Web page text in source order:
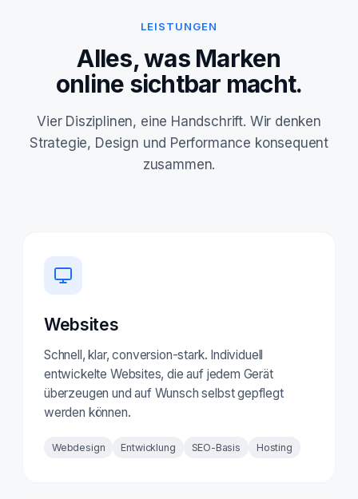
LEISTUNGEN
Alles, was Marken
online sichtbar macht.
Vier Disziplinen, eine Handschrift. Wir denken
Strategie, Design und Performance konsequent
zusammen.
Websites
Schnell, klar, conversion-stark. Individuell
entwickelte Websites, die auf jedem Gerät
überzeugen und auf Wunsch selbst gepflegt
werden können.
Webdesign Entwicklung SEO-Basis Hosting